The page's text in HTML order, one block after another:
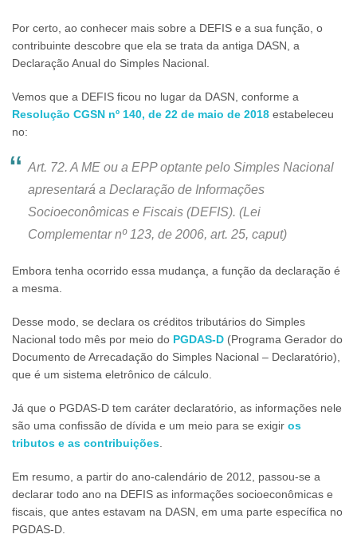
Por certo, ao conhecer mais sobre a DEFIS e a sua função, o
contribuinte descobre que ela se trata da antiga DASN, a
Declaração Anual do Simples Nacional.
Vemos que a DEFIS ficou no lugar da DASN, conforme a
Resolução CGSN nº 140, de 22 de maio de 2018 estabeleceu
no:
Art. 72. A ME ou a EPP optante pelo Simples Nacional
apresentará a Declaração de Informações
Socioeconômicas e Fiscais (DEFIS). (Lei
Complementar nº 123, de 2006, art. 25, caput)
Embora tenha ocorrido essa mudança, a função da declaração é
a mesma.
Desse modo, se declara os créditos tributários do Simples
Nacional todo mês por meio do PGDAS-D (Programa Gerador do
Documento de Arrecadação do Simples Nacional – Declaratório),
que é um sistema eletrônico de cálculo.
Já que o PGDAS-D tem caráter declaratório, as informações nele
são uma confissão de dívida e um meio para se exigir os
tributos e as contribuições
Em resumo, a partir do ano-calendário de 2012, passou-se a
declarar todo ano na DEFIS as informações socioeconômicas e
fiscais, que antes estavam na DASN, em uma parte específica no
PGDAS-D.